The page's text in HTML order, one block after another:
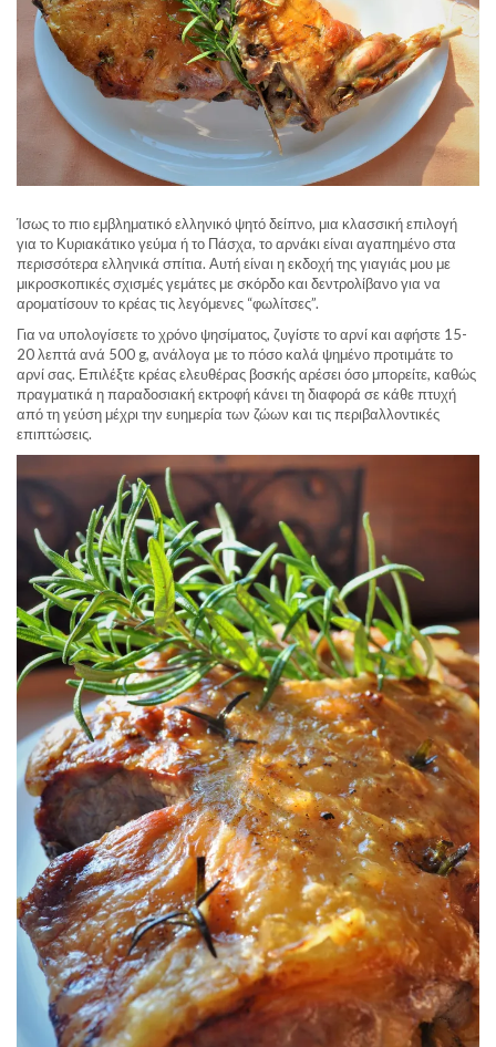
Ίσως το πιο εμβληματικό ελληνικό ψητό δείπνο, μια κλασσική επιλογή
για το Κυριακάτικο γεύμα ή το Πάσχα, το αρνάκι είναι αγαπημένο στα
περισσότερα ελληνικά σπίτια. Αυτή είναι η εκδοχή της γιαγιάς μου με
μικροσκοπικές σχισμές γεμάτες με σκόρδο και δεντρολίβανο για να
αροματίσουν το κρέας τις λεγόμενες “φωλίτσες”.
Για να υπολογίσετε το χρόνο ψησίματος, ζυγίστε το αρνί και αφήστε 15-
20 λεπτά ανά 500 g, ανάλογα με το πόσο καλά ψημένο προτιμάτε το
αρνί σας. Επιλέξτε κρέας ελευθέρας βοσκής αρέσει όσο μπορείτε, καθώς
πραγματικά η παραδοσιακή εκτροφή κάνει τη διαφορά σε κάθε πτυχή
από τη γεύση μέχρι την ευημερία των ζώων και τις περιβαλλοντικές
επιπτώσεις.